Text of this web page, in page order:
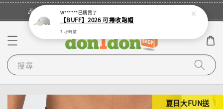
🎉登入會員・領取您的專屬折扣券！
搜尋
夏日大FUN送
W******已購買了
【BUFF】2026 可捲收跑帽
7 小時前